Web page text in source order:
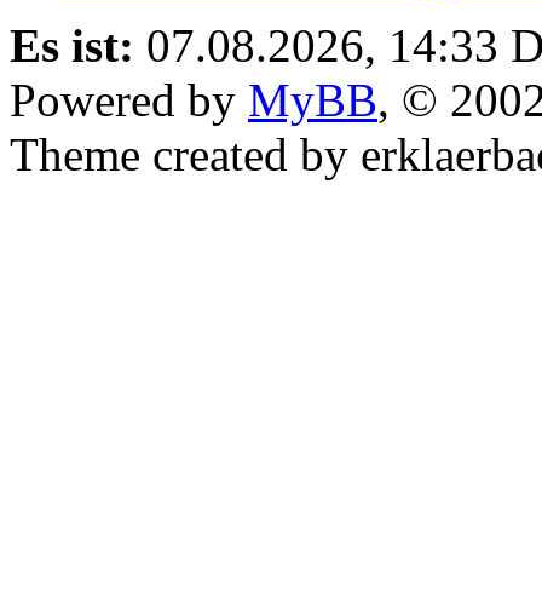
Es ist: 07.08.2026, 14:33
Powered by MyBB, ©
Theme created by